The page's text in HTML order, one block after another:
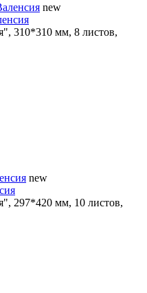
new
310*310 мм, 8 листов,
new
297*420 мм, 10 листов,